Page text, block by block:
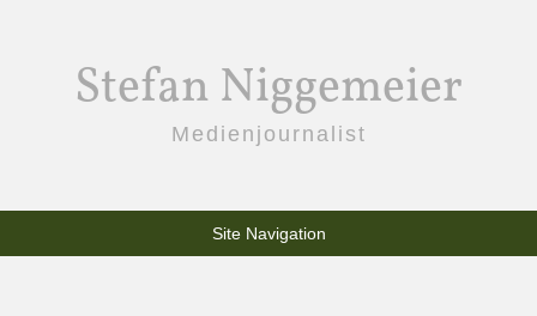
Stefan Niggemeier
Medienjournalist
Site Navigation